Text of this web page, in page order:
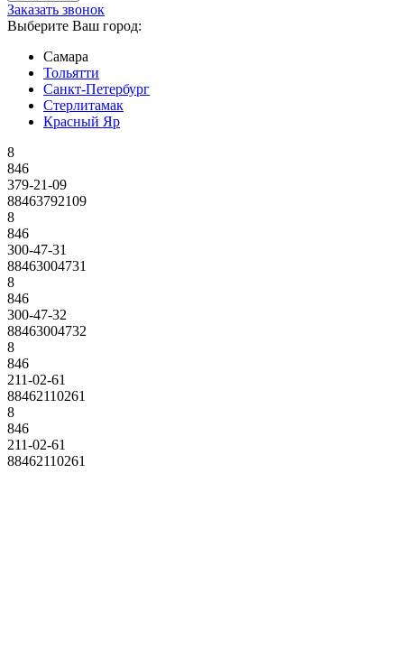
Заказать звонок
Выберите Ваш город:
Самара
Тольятти
Санкт-Петербург
Стерлитамак
Красный Яр
8
846
379-21-09
88463792109
8
846
300-47-31
88463004731
8
846
300-47-32
88463004732
8
846
211-02-61
88462110261
8
846
211-02-61
88462110261